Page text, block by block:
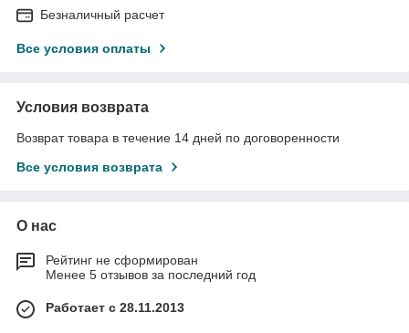
Безналичный расчет
Все условия оплаты
Условия возврата
Возврат товара в течение 14 дней по договоренности
Все условия возврата
О нас
Рейтинг не сформирован
Менее 5 отзывов за последний год
Работает с 28.11.2013